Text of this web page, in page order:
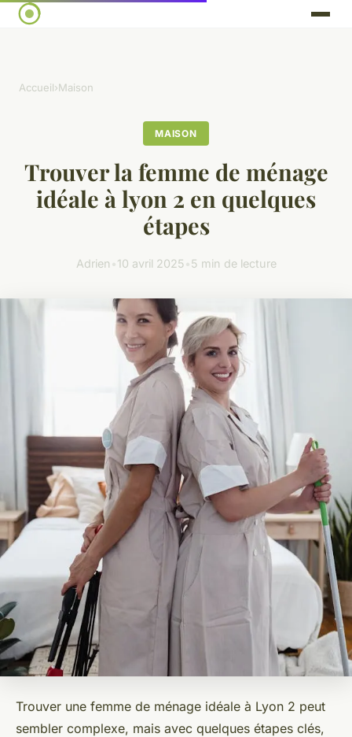
Accueil›Maison
MAISON
Trouver la femme de ménage
idéale à lyon 2 en quelques
étapes
Adrien 10 avril 2025 5 min de lecture
Trouver une femme de ménage idéale à Lyon 2 peut
sembler complexe, mais avec quelques étapes clés,